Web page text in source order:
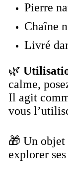
Pierre
Chaîne
Livré
🌿
calme,
Il agit
vous
🎁 Un
explorer